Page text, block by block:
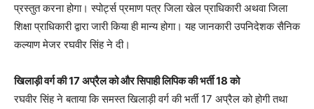
प्रस्तुत करना होगा। स्पोर्ट्स प्रमाण पत्र जिला खेल प्राधिकारी अथवा जिला
शिक्षा प्राधिकारी द्वारा जारी किया ही मान्य होगा। यह जानकारी उपनिदेशक सैनिक
कल्याण मेजर रघवीर सिंह ने दी।
खिलाड़ी वर्ग की 17 अप्रैल को और सिपाही लिपिक की भर्ती 18 को
रघवीर सिंह ने बताया कि समस्त खिलाड़ी वर्ग की भर्ती 17 अप्रैल को होगी तथा